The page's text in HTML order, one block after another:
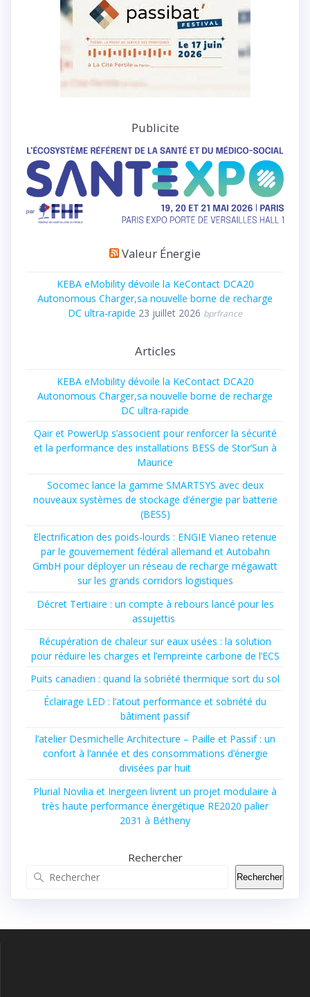
Publicite
Valeur Énergie
KEBA eMobility dévoile la KeContact DCA20
Autonomous Charger,sa nouvelle borne de recharge
DC ultra-rapide 23 juillet 2026 bprfrance
Articles
KEBA eMobility dévoile la KeContact DCA20
Autonomous Charger,sa nouvelle borne de recharge
DC ultra-rapide
Qair et PowerUp s’associent pour renforcer la sécurité
et la performance des installations BESS de Stor’Sun à
Maurice
Socomec lance la gamme SMARTSYS avec deux
nouveaux systèmes de stockage d’énergie par batterie
(BESS)
Electrification des poids-lourds : ENGIE Vianeo retenue
par le gouvernement fédéral allemand et Autobahn
GmbH pour déployer un réseau de recharge mégawatt
sur les grands corridors logistiques
Décret Tertiaire : un compte à rebours lancé pour les
assujettis
Récupération de chaleur sur eaux usées : la solution
pour réduire les charges et l’empreinte carbone de l’ECS
Puits canadien : quand la sobriété thermique sort du sol
Éclairage LED : l’atout performance et sobriété du
bâtiment passif
l’atelier Desmichelle Architecture – Paille et Passif : un
confort à l’année et des consommations d’énergie
divisées par huit
Plurial Novilia et Inergeen livrent un projet modulaire à
très haute performance énergétique RE2020 palier
2031 à Bétheny
Rechercher
Rechercher